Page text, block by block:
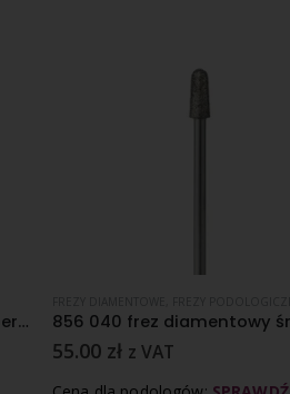
5896 080 frez diamentowy super gruboziarnisty nasyp
55.00 zł z VAT